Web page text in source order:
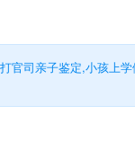
官司亲子鉴定,小孩上